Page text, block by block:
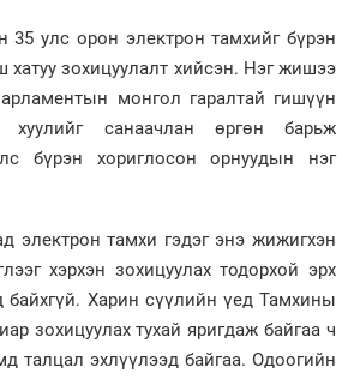
35 улс орон электрон тамхийг бүрэн
хатуу зохицуулалт хийсэн. Нэг жишээ
монгол гаралтай гишүүн
хуулийг санаачлан өргөн барьж
бүрэн хориглосон орнуудын нэг
электрон тамхи гэдэг энэ жижигхэн
хэрхэн зохицуулах тодорхой эрх
Харин сүүлийн үед Тамхины
зохицуулах тухай яригдаж байгаа ч
талцал эхлүүлээд байгаа. Одоогийн